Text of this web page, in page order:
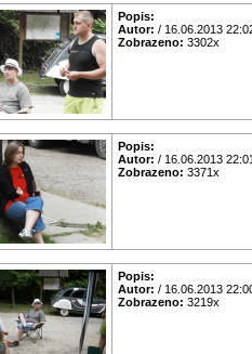
Popis:
Autor: / 16.06.2013
Zobrazeno: 3302x
Popis:
Autor: / 16.06.2013
Zobrazeno: 3371x
Popis:
Autor: / 16.06.2013
Zobrazeno: 3219x